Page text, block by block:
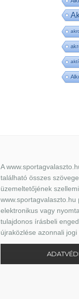
A
található összes
üzemeltetőjének
elektronikus vagy
tulajdonos írásbeli
újraközlése azonnali